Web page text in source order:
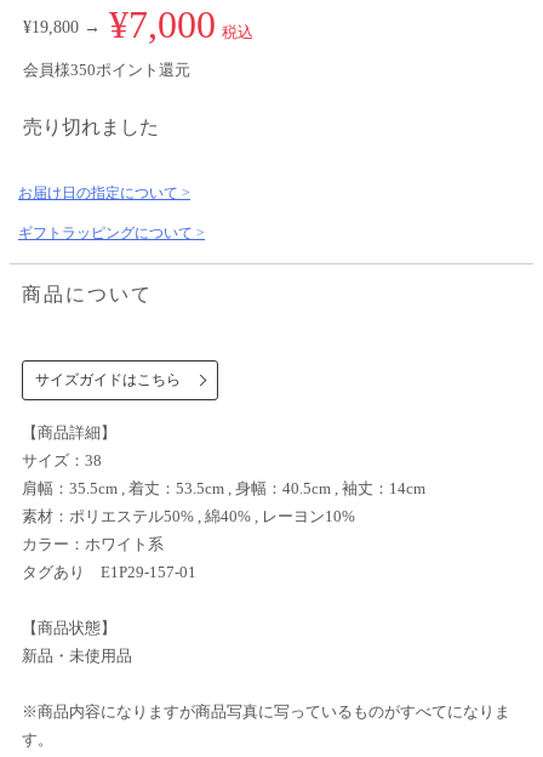
¥19,800 → ¥7,000 税込
会員様350ポイント還元
売り切れました
お届け日の指定について >
ギフトラッピングについて >
商品について
サイズガイドはこちら
【商品詳細】
サイズ：38
肩幅：35.5cm , 着丈：53.5cm , 身幅：40.5cm , 袖丈：14cm
素材：ポリエステル50% , 綿40% , レーヨン10%
カラー：ホワイト系
タグあり E1P29-157-01
【商品状態】
新品・未使用品
※商品内容になりますが商品写真に写っているものがすべてになりま
す。